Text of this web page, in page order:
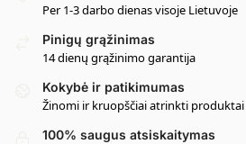
Per 1-3 darbo dienas visoje Lietuvoje
Pinigų grąžinimas
14 dienų grąžinimo garantija
Kokybė ir patikimumas
Žinomi ir kruopščiai atrinkti produktai
100% saugus atsiskaitymas